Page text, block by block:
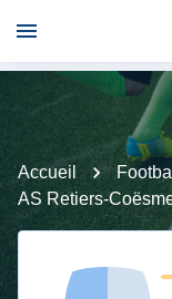
Accueil Football
AS Retiers-